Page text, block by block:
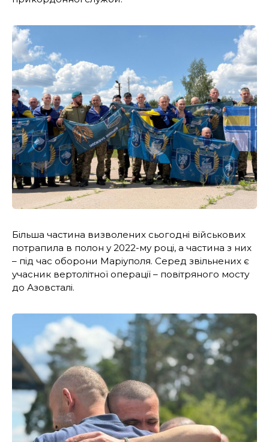
Більша частина визволених сьогодні військових
потрапила в полон у 2022-му році, а частина з них
– під час оборони Маріуполя. Серед звільнених є
учасник вертолітної операції – повітряного мосту
до Азовсталі.